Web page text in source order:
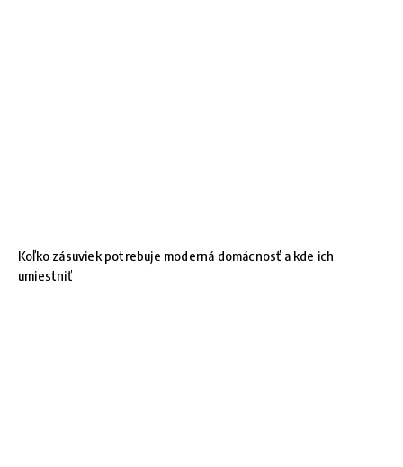
Koľko zásuviek potrebuje moderná domácnosť a kde ich
umiestniť